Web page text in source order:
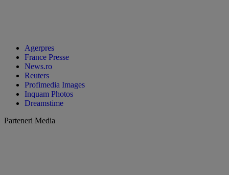
Agerpres
France Presse
News.ro
Reuters
Profimedia Images
Inquam Photos
Dreamstime
Parteneri Media